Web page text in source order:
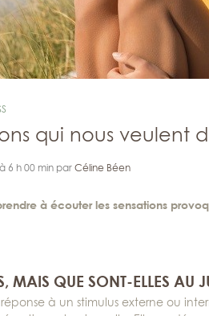
qui nous veulent
6 h 00 min par Céline Béen
à écouter les sensations
MAIS QUE SONT-ELLES AU
à un stimulus externe ou